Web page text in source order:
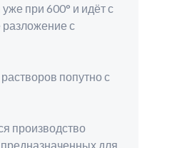
при 600° и идёт с
с
попутно с
производство
для